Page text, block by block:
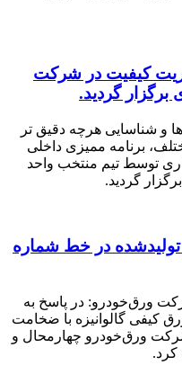
کيفيت در شرکت
گردید.
و شناسایی هرچه دقیق تر
برنامه ممیزی داخلی
توسط تیم منتخب واحد
۰.۲۸ میلی‌متر تولیدشده در خط شماره
ورق‌خودرو: در پاسخ به
کیفی گالوانیزه با ضخامت
میلی‌متر در کارخانه شماره ۲ شرکت ورق‌خودرو چهارمحال‌ و
کرد.